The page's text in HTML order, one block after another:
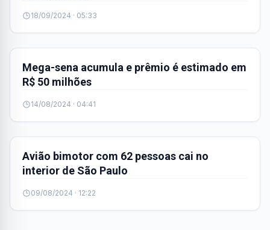
18/09/2024 · 05:33
BRASIL
Mega-sena acumula e prêmio é estimado em
R$ 50 milhões
14/08/2024 · 04:41
BRASIL
Avião bimotor com 62 pessoas cai no
interior de São Paulo
09/08/2024 · 12:22